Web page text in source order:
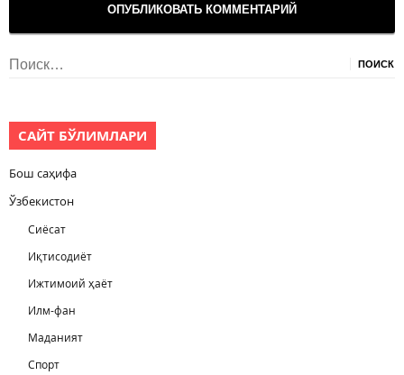
Найти:
САЙТ БЎЛИМЛАРИ
Бош саҳифа
Ўзбекистон
Сиёсат
Иқтисодиёт
Ижтимоий ҳаёт
Илм-фан
Маданият
Спорт